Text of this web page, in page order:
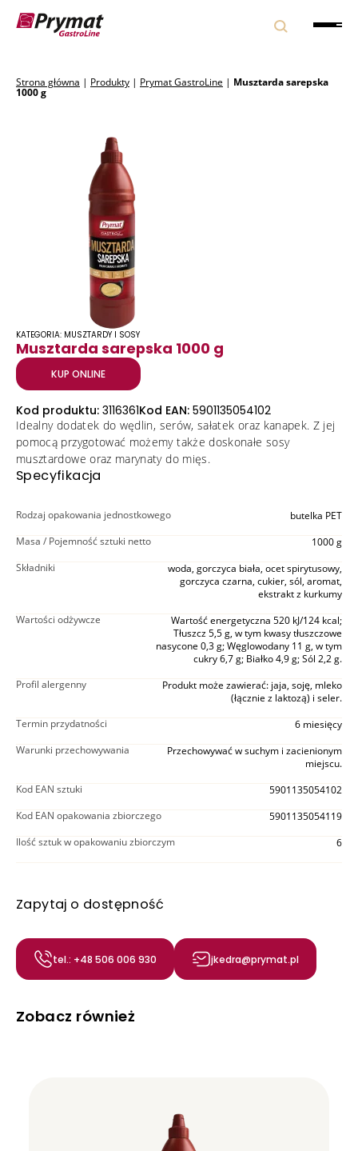
Strona główna | Produkty | Prymat GastroLine | Musztarda sarepska
1000 g
KATEGORIA: MUSZTARDY I SOSY
Musztarda sarepska 1000 g
KUP ONLINE
Kod produktu: 3116361Kod EAN: 5901135054102
Idealny dodatek do wędlin, serów, sałatek oraz kanapek. Z jej
pomocą przygotować możemy także doskonałe sosy
musztardowe oraz marynaty do mięs.
Specyfikacja
Rodzaj opakowania jednostkowego
butelka PET
Masa / Pojemność sztuki netto
1000 g
Składniki
woda, gorczyca biała, ocet spirytusowy,
gorczyca czarna, cukier, sól, aromat,
ekstrakt z kurkumy
Wartości odżywcze
Wartość energetyczna 520 kJ/124 kcal;
Tłuszcz 5,5 g, w tym kwasy tłuszczowe
nasycone 0,3 g; Węglowodany 11 g, w tym
cukry 6,7 g; Białko 4,9 g; Sól 2,2 g.
Profil alergenny
Produkt może zawierać: jaja, soję, mleko
(łącznie z laktozą) i seler.
Termin przydatności
6 miesięcy
Warunki przechowywania
Przechowywać w suchym i zacienionym
miejscu.
Kod EAN sztuki
5901135054102
Kod EAN opakowania zbiorczego
5901135054119
Ilość sztuk w opakowaniu zbiorczym
6
Zapytaj o dostępność
tel.: +48 506 006 930 jkedra@prymat.pl
Zobacz również